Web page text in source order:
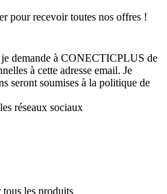
pour recevoir toutes nos offres !
demande à CONECTICPLUS de
à cette adresse email. Je
seront soumises à la politique de
réseaux sociaux
les produits